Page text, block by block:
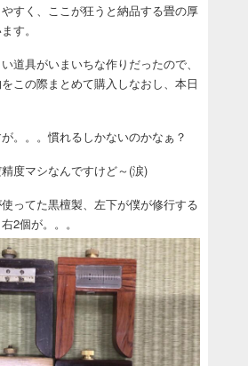
すく、ここが狂うと納品する畳の厚
す。
道具がいまいちな作りだったので、
この際まとめて購入しなおし、本日
。。。慣れるしかないのかなぁ？
度マシなんですけど～(涙)
ってた黒檀製、左下が僕が修行する
2個が。。。